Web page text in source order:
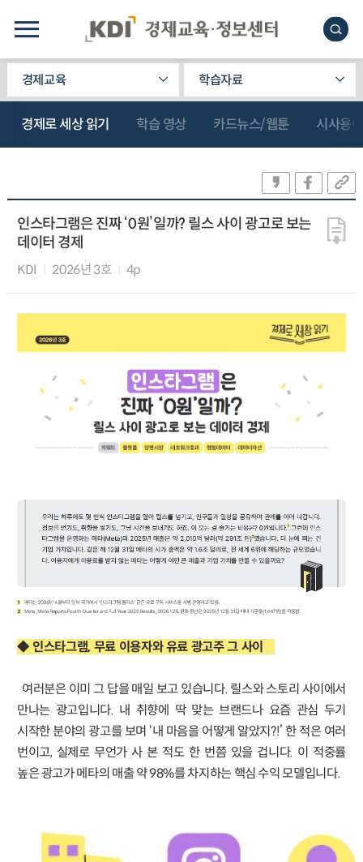
경제교육 학습자료
경제로 세상 읽기 학습 영상 카드뉴스/웹툰 시사용
인스타그램은 진짜 ‘0원’일까? 릴스 사이 광고로 보는
데이터 경제
KDI 2026년 3호 4p
◆ 인스타그램, 무료 이용자와 유료 광고주 그 사이
여러분은 이미 그 답을 매일 보고 있습니다. 릴스와 스토리 사이에서
만나는 광고입니다. 내 취향에 딱 맞는 브랜드나 요즘 관심 두기
시작한 분야의 광고를 보며 ‘내 마음을 어떻게 알았지?!’ 한 적은 여러
번이고, 실제로 무언가 사 본 적도 한 번쯤 있을 겁니다. 이 적중률
높은 광고가 메타의 매출 약 98%를 차지하는 핵심 수익 모델입니다.